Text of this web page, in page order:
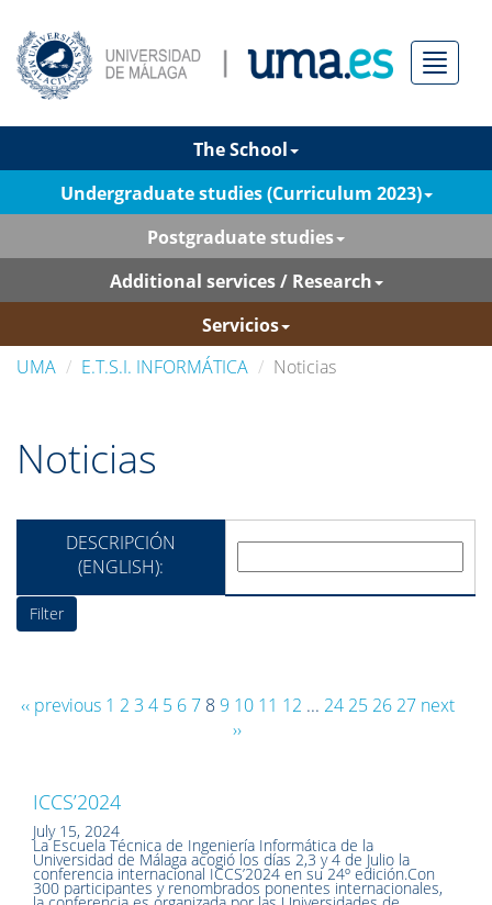
Menú
The School
Undergraduate studies (Curriculum 2023)
Postgraduate studies
Additional services / Research
Servicios
UMA
E.T.S.I. INFORMÁTICA Noticias
Noticias
DESCRIPCIÓN
(ENGLISH):
‹‹ previous 1 2 3 4 5 6 7 8 9 10 11 12 ... 24 25 26 27 next
››
ICCS’2024
July 15, 2024
La Escuela Técnica de Ingeniería Informática de la
Universidad de Málaga acogió los días 2,3 y 4 de Julio la
conferencia internacional ICCS’2024 en su 24º edición.Con
300 participantes y renombrados ponentes internacionales,